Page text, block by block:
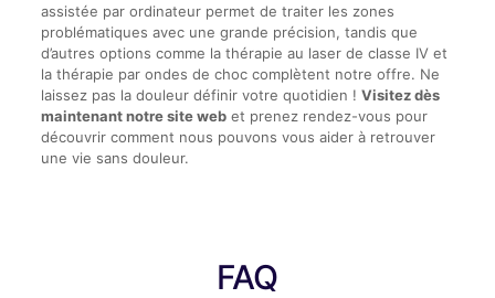
assistée par ordinateur permet de traiter les zones
problématiques avec une grande précision, tandis que
d’autres options comme la thérapie au laser de classe IV et
la thérapie par ondes de choc complètent notre offre. Ne
laissez pas la douleur définir votre quotidien ! Visitez dès
maintenant notre site webet prenez rendez-vous pour
découvrir comment nous pouvons vous aider à retrouver
une vie sans douleur.
FAQ